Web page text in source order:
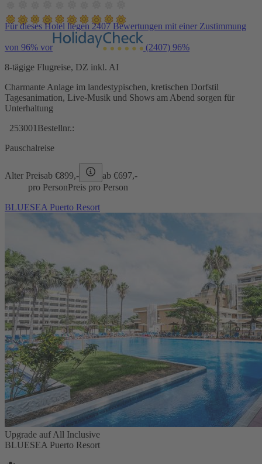
Für dieses Hotel liegen 2407 Bewertungen mit einer Zustimmung
von 96% vor (2407) 96%
8-tägige Flugreise, DZ inkl. AI
Charmante Anlage im landestypischen, kretischen Dorfstil
Tagesanimation, Live-Musik und Shows am Abend sorgen für
Unterhaltung
253001 Bestellnr.:
Pauschalreise
Alter Preisab €899,- ab €697,-
pro PersonPreis pro Person
BLUESEA Puerto Resort
Upgrade auf All Inclusive
BLUESEA Puerto Resort